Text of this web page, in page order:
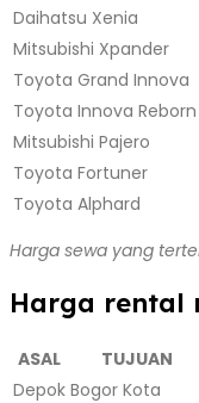
Daihatsu Xenia
Mitsubishi Xpander
Toyota Grand Innova
Toyota Innova Reborn
Mitsubishi Pajero
Toyota Fortuner
Toyota Alphard
Harga sewa yang
Harga rental
ASAL TUJUAN
Depok Bogor Kota